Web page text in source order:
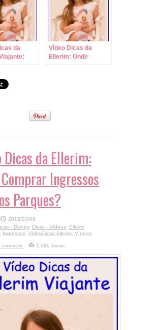
da
em
Vídeo Dicas da
Ellerim: Onde
Dicas da Ellerim:
Ingressos
Parques?
2015/03/08
- Disney, Dicas - Vídeos
Ellerim
Ingressos VideoDicas Ellerim Vídeos
comment
1,080 Views